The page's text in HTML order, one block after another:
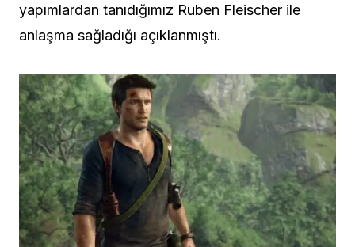
yapımlardan tanıdığımız Ruben Fleischer ile
anlaşma sağladığı açıklanmıştı.